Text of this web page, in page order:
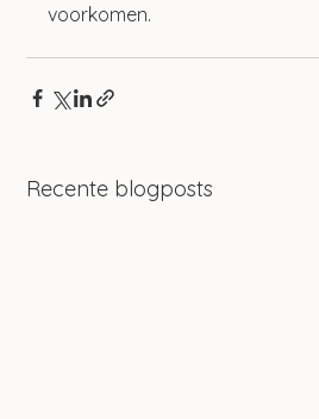
voorkomen.
Recente blogposts